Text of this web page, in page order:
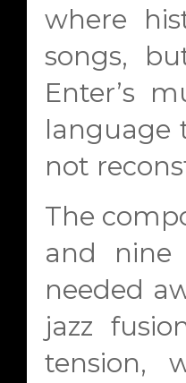
where
songs,
Enter’s
language
not
The
and nine
needed
jazz
tension,